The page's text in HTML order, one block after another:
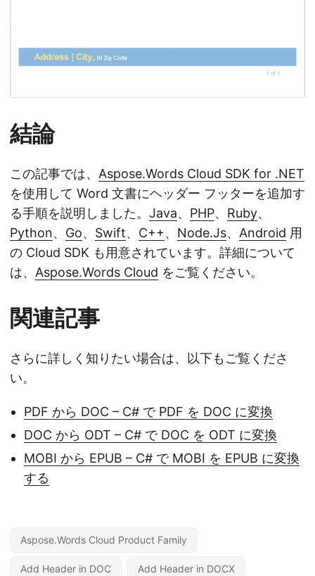
結論
この記事では、 Aspose.Words Cloud SDK for .NET
を使用して Word 文書にヘッダー フッターを追加す
る手順を説明しました。 Java、 PHP、 Ruby、
Python、 Go、 Swift、 C++、 Node.Js、 Android 用
の Cloud SDK も用意されています。詳細について
は、 Aspose.Words Cloud をご覧ください。
関連記事
さらに詳しく知りたい場合は、以下もご覧くださ
い。
PDF から DOC – C# で PDF を DOC に変換
DOC から ODT – C# で DOC を ODT に変換
MOBI から EPUB – C# で MOBI を EPUB に変換
する
Aspose.Words Cloud Product Family
Add Header in DOC Add Header in DOCX